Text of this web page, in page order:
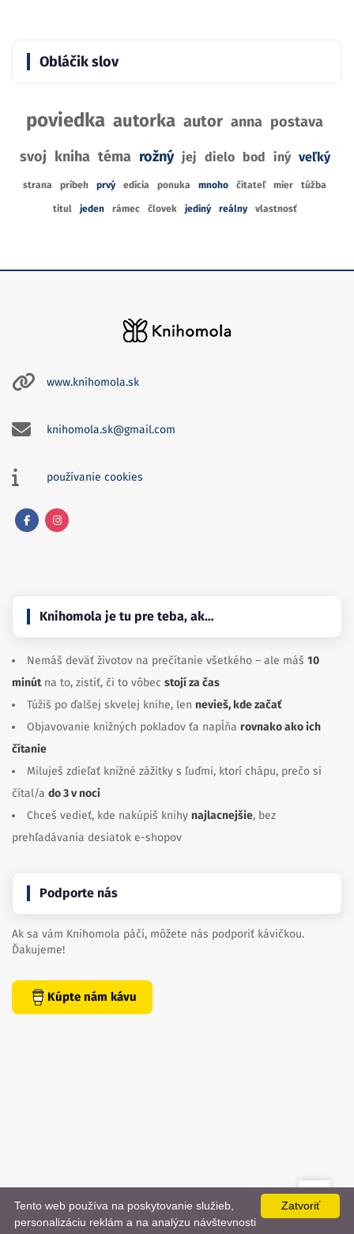
Obláčik slov
poviedka autorka autor anna postava
svoj kniha téma rožný jej dielo bod iný veľký
strana príbeh prvý edícia ponuka mnoho čitateľ mier túžba
titul jeden rámec človek jediný reálny vlastnosť
www.knihomola.sk
knihomola.sk@gmail.com
používanie cookies
Knihomola je tu pre teba, ak…
Nemáš deväť životov na prečítanie všetkého – ale máš 10
minútna to, zistiť, či to vôbec stojí za čas
Túžiš po ďalšej skvelej knihe, len nevieš, kde začať
Objavovanie knižných pokladov ťa napĺňa rovnako ako ich
čítanie
Miluješ zdieľať knižné zážitky s ľuďmi, ktorí chápu, prečo si
čítal/a do 3 v noci
Chceš vedieť, kde nakúpiš knihy najlacnejšie, bez
prehľadávania desiatok e-shopov
Podporte nás
Ak sa vám Knihomola páči, môžete nás podporiť kávičkou.
Ďakujeme!
Kúpte nám kávu
created bydanielhrenak.sk
Zatvoriť
Tento web používa na poskytovanie služieb,
personalizáciu reklám a na analýzu návštevnosti